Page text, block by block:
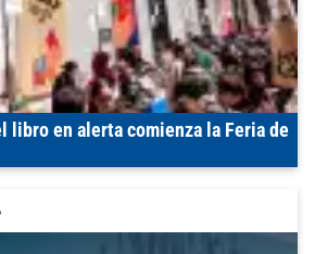
libro en alerta comienza la Feria de